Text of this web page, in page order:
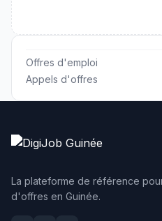
Offres d'emploi
Appels d'offres
La plateforme de référence
d'offres en Guinée.